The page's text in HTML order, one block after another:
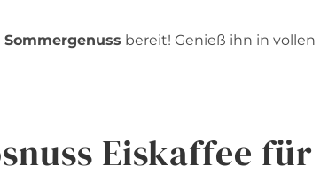
bereit! Genieß ihn in vollen
Eiskaffee für